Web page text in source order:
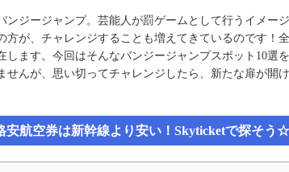
ンジージャンプ。芸能人が罰ゲームとして行うイメー
方が、チャレンジすることも増えてきているのです！
します。今回はそんなバンジージャンプスポット10選
せんが、思い切ってチャレンジしたら、新たな扉が開
安航空券は新幹線より安い！Skyticketで探そう☆